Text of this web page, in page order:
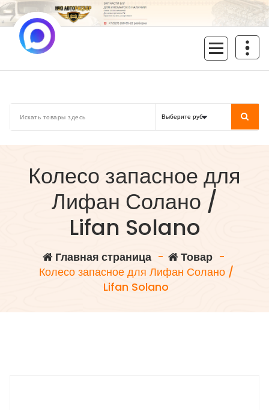
Перейти
к
содержимому
Колесо запасное для
Лифан Солано /
Lifan Solano
Главная страница- Товар-
Колесо запасное для Лифан Солано /
Lifan Solano